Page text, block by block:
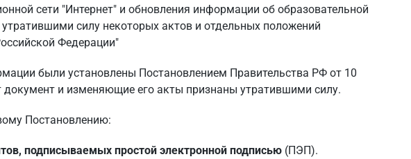
сети "Интернет" и обновления информации об образовательной
силу некоторых актов и отдельных положений
Федерации"
были установлены Постановлением Правительства РФ от 10
документ и изменяющие его акты признаны утратившими силу.
Постановлению:
подписываемых простой электронной подписью(ПЭП).